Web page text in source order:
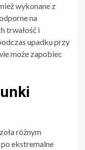
wykonane z
na
trwałość i
upadku przy
może zapobiec
różnym
ekstremalne